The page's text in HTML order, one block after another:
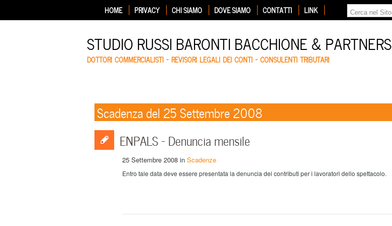
HOME PRIVACY CHI SIAMO DOVE SIAMO CONTATTI LINK
STUDIO RUSSI BARONTI BACCHIONE & PARTNERS
DOTTORI COMMERCIALISTI – REVISORI LEGALI DEI CONTI – CONSULENTI TRIBUTARI
Scadenza del 25 Settembre 2008
ENPALS – Denuncia mensile
25 Settembre 2008 in Scadenze
Entro tale data deve essere presentata la denuncia dei contributi per i lavoratori dello spettacolo.